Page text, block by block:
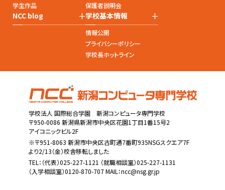
学生作品
保護者説明会
NCC blog +学校基本情報 +
情報公開
プライバシーポリシー
学校長ホットライン
学校法人 国際総合学園 新潟コンピュータ専門学校
〒950-0086 新潟県新潟市中央区花園1丁目1番15号2
アイコニックビル2F
※〒951-8063 新潟市中央区古町通7番町935NSGスクエア7F
より2/13（金）校舎移転しました
TEL： （代表）025-227-1121 （就職相談室）025-227-1131
（入学相談室）0120-870-707 MAIL：ncc@nsg.gr.jp